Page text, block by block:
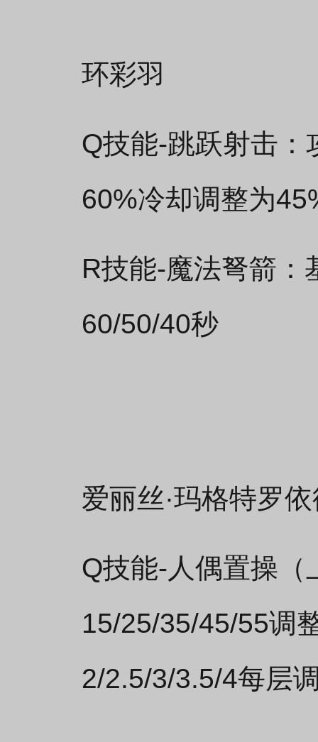
环彩羽
Q技能-跳跃射击：
60%冷却调整为
R技能-魔法弩箭：
60/50/40秒
爱丽丝·玛格特罗
Q技能-人偶置操（
15/25/35/45/55调
2/2.5/3/3.5/4每层